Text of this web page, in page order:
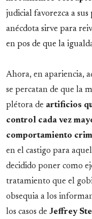
judicial favorezca a
anécdota sirve para
en pos de que la
Ahora, en apariencia,
se percatan de que la
plétora de artificios
control cada vez
comportamiento
en el castigo para
decidido poner como
tratamiento que el
obsequia a los
los casos de Jeffrey